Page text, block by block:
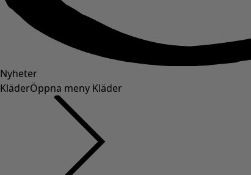
Nyheter
KläderÖppna meny Kläder